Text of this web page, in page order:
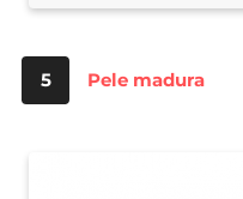
5 Pele madura